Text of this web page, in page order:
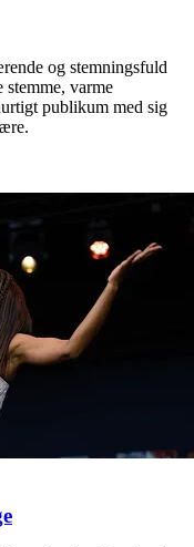
og stemningsfuld
varme
publikum med sig